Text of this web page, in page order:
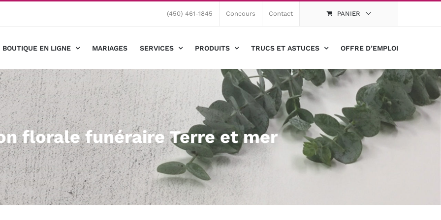
(450) 461-1845 Concours Contact PANIER
BOUTIQUE EN LIGNE MARIAGES SERVICES PRODUITS TRUCS ET ASTUCES OFFRE D’EMPLOI
florale funéraire Terre et mer